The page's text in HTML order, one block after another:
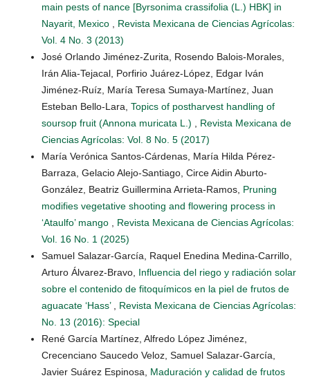
main pests of nance [Byrsonima crassifolia (L.) HBK] in
Nayarit, Mexico
Revista Mexicana de Ciencias Agrícolas:
Vol. 4 No. 3 (2013)
José Orlando Jiménez-Zurita, Rosendo Balois-Morales,
Irán Alia-Tejacal, Porfirio Juárez-López, Edgar Iván
Jiménez-Ruíz, María Teresa Sumaya-Martínez, Juan
Esteban Bello-Lara, Topics of postharvest handling of
soursop fruit (Annona muricata L.)
Revista Mexicana de
Ciencias Agrícolas: Vol. 8 No. 5 (2017)
María Verónica Santos-Cárdenas, María Hilda Pérez-
Barraza, Gelacio Alejo-Santiago, Circe Aidin Aburto-
González, Beatriz Guillermina Arrieta-Ramos, Pruning
modifies vegetative shooting and flowering process in
‘Ataulfo’ mango
Revista Mexicana de Ciencias Agrícolas:
Vol. 16 No. 1 (2025)
Samuel Salazar-García, Raquel Enedina Medina-Carrillo,
Arturo Álvarez-Bravo, Influencia del riego y radiación solar
sobre el contenido de fitoquímicos en la piel de frutos de
aguacate ‘Hass’
Revista Mexicana de Ciencias Agrícolas:
No. 13 (2016): Special
René García Martínez, Alfredo López Jiménez,
Crecenciano Saucedo Veloz, Samuel Salazar-García,
Javier Suárez Espinosa, Maduración y calidad de frutos